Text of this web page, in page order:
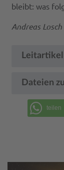
bleibt: was
Andreas Losch
Leitartikel
Dateien
teilen